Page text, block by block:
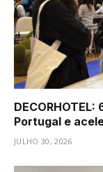
Portugal e
JULHO 30, 2026